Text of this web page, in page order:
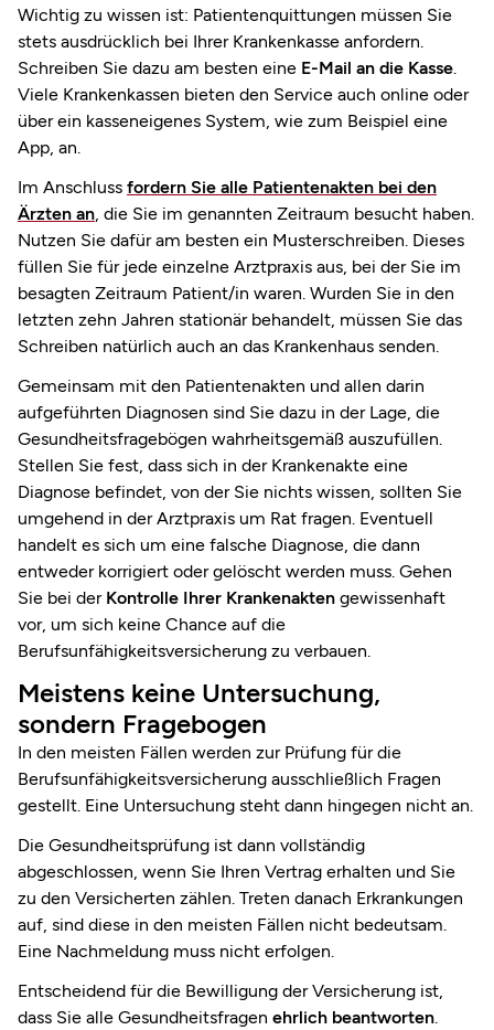
Wichtig zu wissen ist: Patientenquittungen müssen Sie
stets ausdrücklich bei Ihrer Krankenkasse anfordern.
Schreiben Sie dazu am besten eine E-Mail an die Kasse.
Viele Krankenkassen bieten den Service auch online oder
über ein kasseneigenes System, wie zum Beispiel eine
App, an.
Im Anschluss fordern Sie alle Patientenakten bei den
Ärzten an, die Sie im genannten Zeitraum besucht haben.
Nutzen Sie dafür am besten ein Musterschreiben. Dieses
füllen Sie für jede einzelne Arztpraxis aus, bei der Sie im
besagten Zeitraum Patient/in waren. Wurden Sie in den
letzten zehn Jahren stationär behandelt, müssen Sie das
Schreiben natürlich auch an das Krankenhaus senden.
Gemeinsam mit den Patientenakten und allen darin
aufgeführten Diagnosen sind Sie dazu in der Lage, die
Gesundheitsfragebögen wahrheitsgemäß auszufüllen.
Stellen Sie fest, dass sich in der Krankenakte eine
Diagnose befindet, von der Sie nichts wissen, sollten Sie
umgehend in der Arztpraxis um Rat fragen. Eventuell
handelt es sich um eine falsche Diagnose, die dann
entweder korrigiert oder gelöscht werden muss. Gehen
Sie bei der Kontrolle Ihrer Krankenakten gewissenhaft
vor, um sich keine Chance auf die
Berufsunfähigkeitsversicherung zu verbauen.
Meistens keine Untersuchung,
sondern Fragebogen
In den meisten Fällen werden zur Prüfung für die
Berufsunfähigkeitsversicherung ausschließlich Fragen
gestellt. Eine Untersuchung steht dann hingegen nicht an.
Die Gesundheitsprüfung ist dann vollständig
abgeschlossen, wenn Sie Ihren Vertrag erhalten und Sie
zu den Versicherten zählen. Treten danach Erkrankungen
auf, sind diese in den meisten Fällen nicht bedeutsam.
Eine Nachmeldung muss nicht erfolgen.
Entscheidend für die Bewilligung der Versicherung ist,
dass Sie alle Gesundheitsfragen ehrlich beantworten.